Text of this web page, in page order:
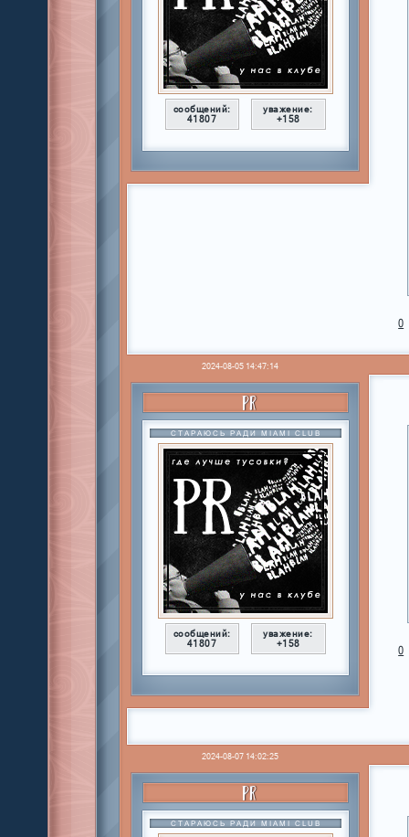
сообщений:
41807
уважение:
+158
0
2024-08-05 14:47:14
PR
СТАРАЮСЬ РАДИ MIAMI CLUB
сообщений:
41807
уважение:
+158
0
2024-08-07 14:02:25
PR
СТАРАЮСЬ РАДИ MIAMI CLUB